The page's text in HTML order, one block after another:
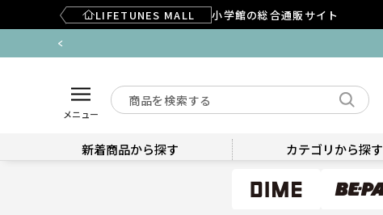
LIFETUNES MALL 小学館の総合通販サイト
メニュー
新着商品から探す カテゴリから探す